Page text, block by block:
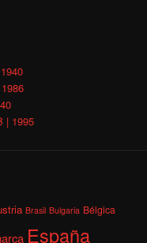
| 1995
Brasil Bulgaria Bélgica
España